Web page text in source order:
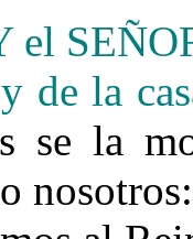
el
de la
se la